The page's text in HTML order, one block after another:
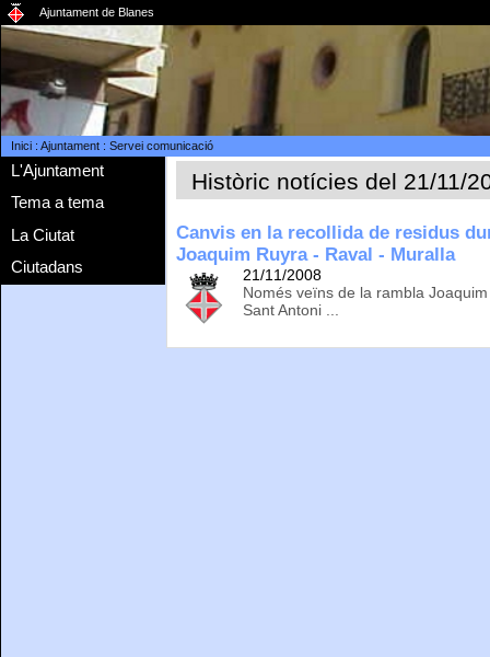
Ajuntament de Blanes
Inici: Ajuntament: Servei comunicació
L'Ajuntament
Tema a tema
La Ciutat
Ciutadans
Històric notícies del 21/11/
Canvis en la recollida de residus
Joaquim Ruyra - Raval - Muralla
21/11/2008
Només veïns de la rambla
Sant Antoni ...